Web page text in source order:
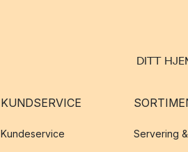
DITT
KUNDSERVICE
Kundeservice Servering